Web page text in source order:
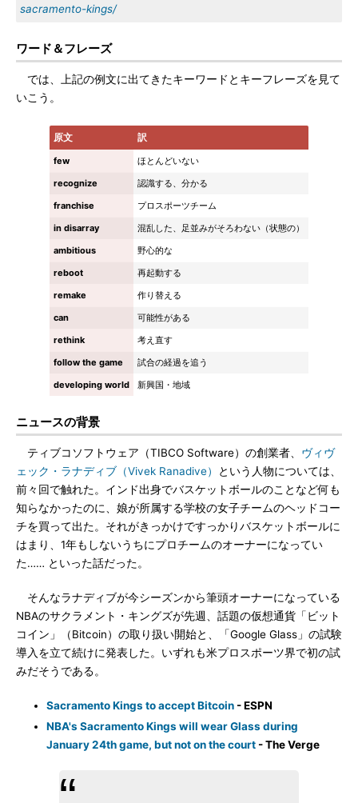
sacramento-kings/
ワード＆フレーズ
では、上記の例文に出てきたキーワードとキーフレーズを見て
いこう。
原文 訳
few
ほとんどいない
recognize
認識する、分かる
franchise
プロスポーツチーム
in disarray
混乱した、足並みがそろわない（状態の）
ambitious
野心的な
reboot
再起動する
remake
作り替える
can
可能性がある
rethink
考え直す
follow the game
試合の経過を追う
developing world
新興国・地域
ニュースの背景
ティブコソフトウェア（TIBCO Software）の創業者、 ヴィヴ
ェック・ラナディブ（Vivek Ranadive）
という人物については、
前々回で触れた。インド出身でバスケットボールのことなど何も
知らなかったのに、娘が所属する学校の女子チームのヘッドコー
チを買って出た。それがきっかけですっかりバスケットボールに
はまり、1年もしないうちにプロチームのオーナーになってい
た…… といった話だった。
そんなラナディブが今シーズンから筆頭オーナーになっている
NBAのサクラメント・キングズが先週、話題の仮想通貨「ビット
コイン」（Bitcoin）の取り扱い開始と、「Google Glass」の試験
導入を立て続けに発表した。いずれも米プロスポーツ界で初の試
みだそうである。
Sacramento Kings to accept Bitcoin - ESPN
NBA's Sacramento Kings will wear Glass during
January 24th game, but not on the court - The Verge